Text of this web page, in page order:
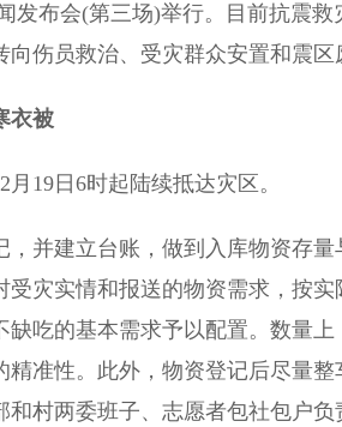
布会(第三场)举行。目前抗震救
伤员救治、受灾群众安置和震区
衣被
19日6时起陆续抵达灾区。
并建立台账，做到入库物资存量
灾实情和报送的物资需求，按
吃的基本需求予以配置。数量上
准性。此外，物资登记后尽量
村两委班子、志愿者包社包户负